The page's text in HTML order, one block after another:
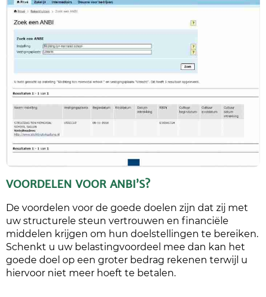
VOORDELEN VOOR ANBI’S?
De voordelen voor de goede doelen zijn dat zij met
uw structurele steun vertrouwen en financiële
middelen krijgen om hun doelstellingen te bereiken.
Schenkt u uw belastingvoordeel mee dan kan het
goede doel op een groter bedrag rekenen terwijl u
hiervoor niet meer hoeft te betalen.